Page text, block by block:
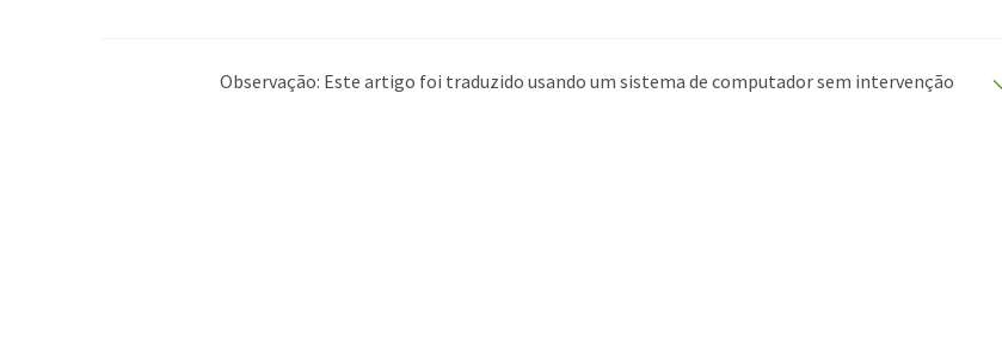
Observação: Este artigo foi traduzido usando um sistema de computador sem intervenção